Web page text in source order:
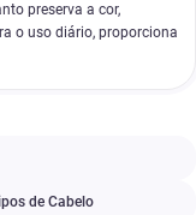
preserva a cor,
o uso diário, proporciona
de Cabelo